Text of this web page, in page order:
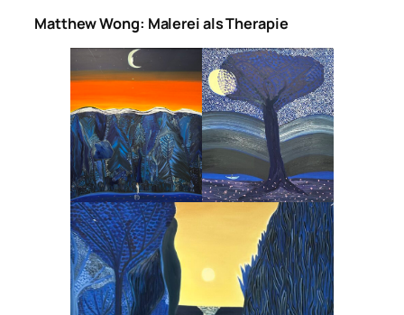
Matthew Wong: Malerei als Therapie